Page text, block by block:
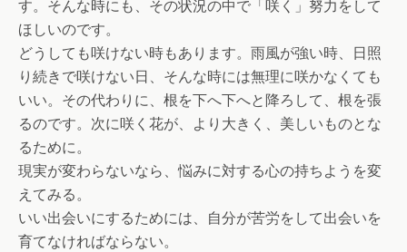
す。そんな時にも、その状況の中で「咲く」努力をして
ほしいのです。
どうしても咲けない時もあります。雨風が強い時、日照
り続きで咲けない日、そんな時には無理に咲かなくても
いい。その代わりに、根を下へ下へと降ろして、根を張
るのです。次に咲く花が、より大きく、美しいものとな
るために。
現実が変わらないなら、悩みに対する心の持ちようを変
えてみる。
いい出会いにするためには、自分が苦労をして出会いを
育てなければならない。